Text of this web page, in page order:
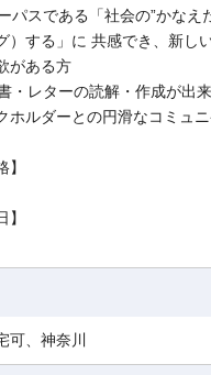
パスである「社会の”かなえ
）する」に 共感でき、新し
がある方
・レターの読解・作成が出
ホルダーとの円滑なコミュ
】
】
可、神奈川